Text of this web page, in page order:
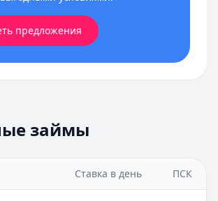
предложения
займы
Ставка в день ПСК